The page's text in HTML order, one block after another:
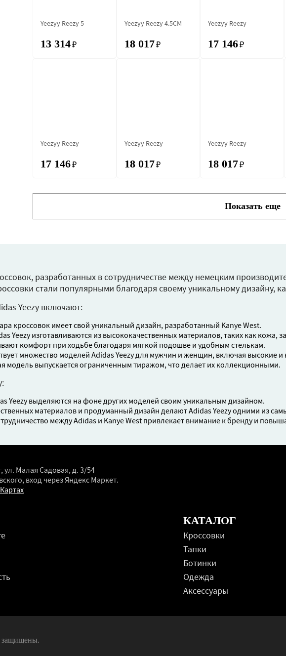
Yeezyy Reezy 5
13 314₽
Yeezyy Reezy 4.5CM
18 017₽
Yeezyy Reezy
17 146₽
Yeezyy Reezy
17 146₽
Yeezyy Reezy
18 017₽
Yeezyy Reezy
18 017₽
Показать еще
разработанных в сотрудничестве между немецким
стали популярными благодаря своему уникальному дизайну,
Yeezy включают:
кроссовок имеет свой уникальный дизайн, разработанный Kanye West.
Yeezy изготавливаются из высококачественных материалов, таких как кожа,
комфорт при ходьбе благодаря мягкой подошве и удобным стелькам.
множество моделей Adidas Yeezy для мужчин и женщин, включая высокие и
модель выпускается ограниченным тиражом, что делает их коллекционными.
Yeezy выделяются на фоне других моделей своим уникальным дизайном.
материалов и продуманный дизайн делают Adidas Yeezy одними из
между Adidas и Kanye West привлекает внимание к бренду и
ул. Малая Садовая, д. 3/54
вход через Яндекс Маркет.
КАТАЛОГ
Кроссовки
Тапки
Ботинки
Одежда
Аксессуары
защищены.